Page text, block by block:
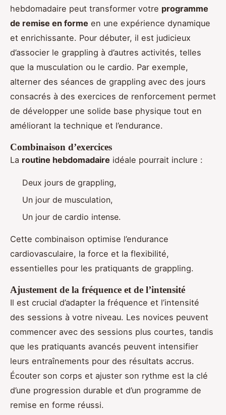
hebdomadaire peut transformer votre programme
de remise en forme en une expérience dynamique
et enrichissante. Pour débuter, il est judicieux
d’associer le grappling à d’autres activités, telles
que la musculation ou le cardio. Par exemple,
alterner des séances de grappling avec des jours
consacrés à des exercices de renforcement permet
de développer une solide base physique tout en
améliorant la technique et l’endurance.
Combinaison d’exercices
La routine hebdomadaire idéale pourrait inclure :
Deux jours de grappling,
Un jour de musculation,
Un jour de cardio intense.
Cette combinaison optimise l’endurance
cardiovasculaire, la force et la flexibilité,
essentielles pour les pratiquants de grappling.
Ajustement de la fréquence et de l’intensité
Il est crucial d’adapter la fréquence et l’intensité
des sessions à votre niveau. Les novices peuvent
commencer avec des sessions plus courtes, tandis
que les pratiquants avancés peuvent intensifier
leurs entraînements pour des résultats accrus.
Écouter son corps et ajuster son rythme est la clé
d’une progression durable et d’un programme de
remise en forme réussi.